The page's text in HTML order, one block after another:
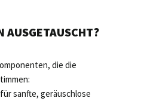
AUSGETAUSCHT?
die die
sanfte, geräuschlose